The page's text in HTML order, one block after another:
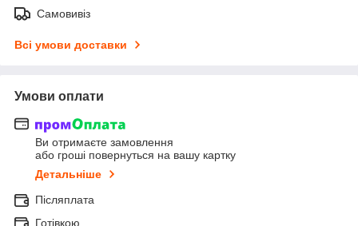
Самовивіз
Всі умови доставки
Умови оплати
Ви отримаєте замовлення
або гроші повернуться на вашу картку
Детальніше
Післяплата
Готівкою